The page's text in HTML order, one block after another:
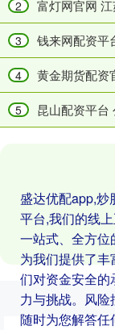
市
市
值
超
1800
亿
元
动
技
术
引
领
行
业
2 富灯网官网
3 钱来网配资平台
4 黄金期货配资官网 富
5 昆山配资平台 公
盛达优配app,炒
平台,我们的线
一站式、全方位
为我们提供了
们对资金安全
力与挑战。风
随时为您解答任